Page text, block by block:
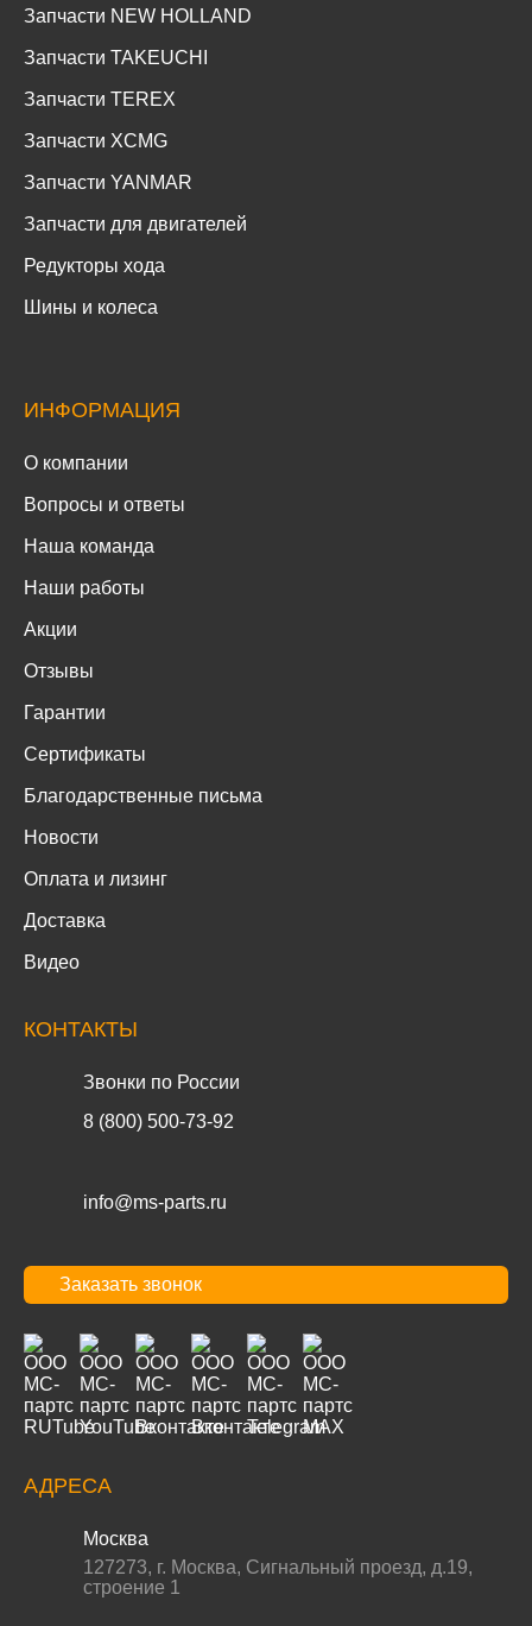
Запчасти NEW HOLLAND
Запчасти TAKEUCHI
Запчасти TEREX
Запчасти XCMG
Запчасти YANMAR
Запчасти для двигателей
Редукторы хода
Шины и колеса
ИНФОРМАЦИЯ
О компании
Вопросы и ответы
Наша команда
Наши работы
Акции
Отзывы
Гарантии
Сертификаты
Благодарственные письма
Новости
Оплата и лизинг
Доставка
Видео
КОНТАКТЫ
Звонки по России
8 (800) 500-73-92
info@ms-parts.ru
Заказать звонок
АДРЕСА
Москва
127273, г. Москва, Сигнальный проезд, д.19,
строение 1